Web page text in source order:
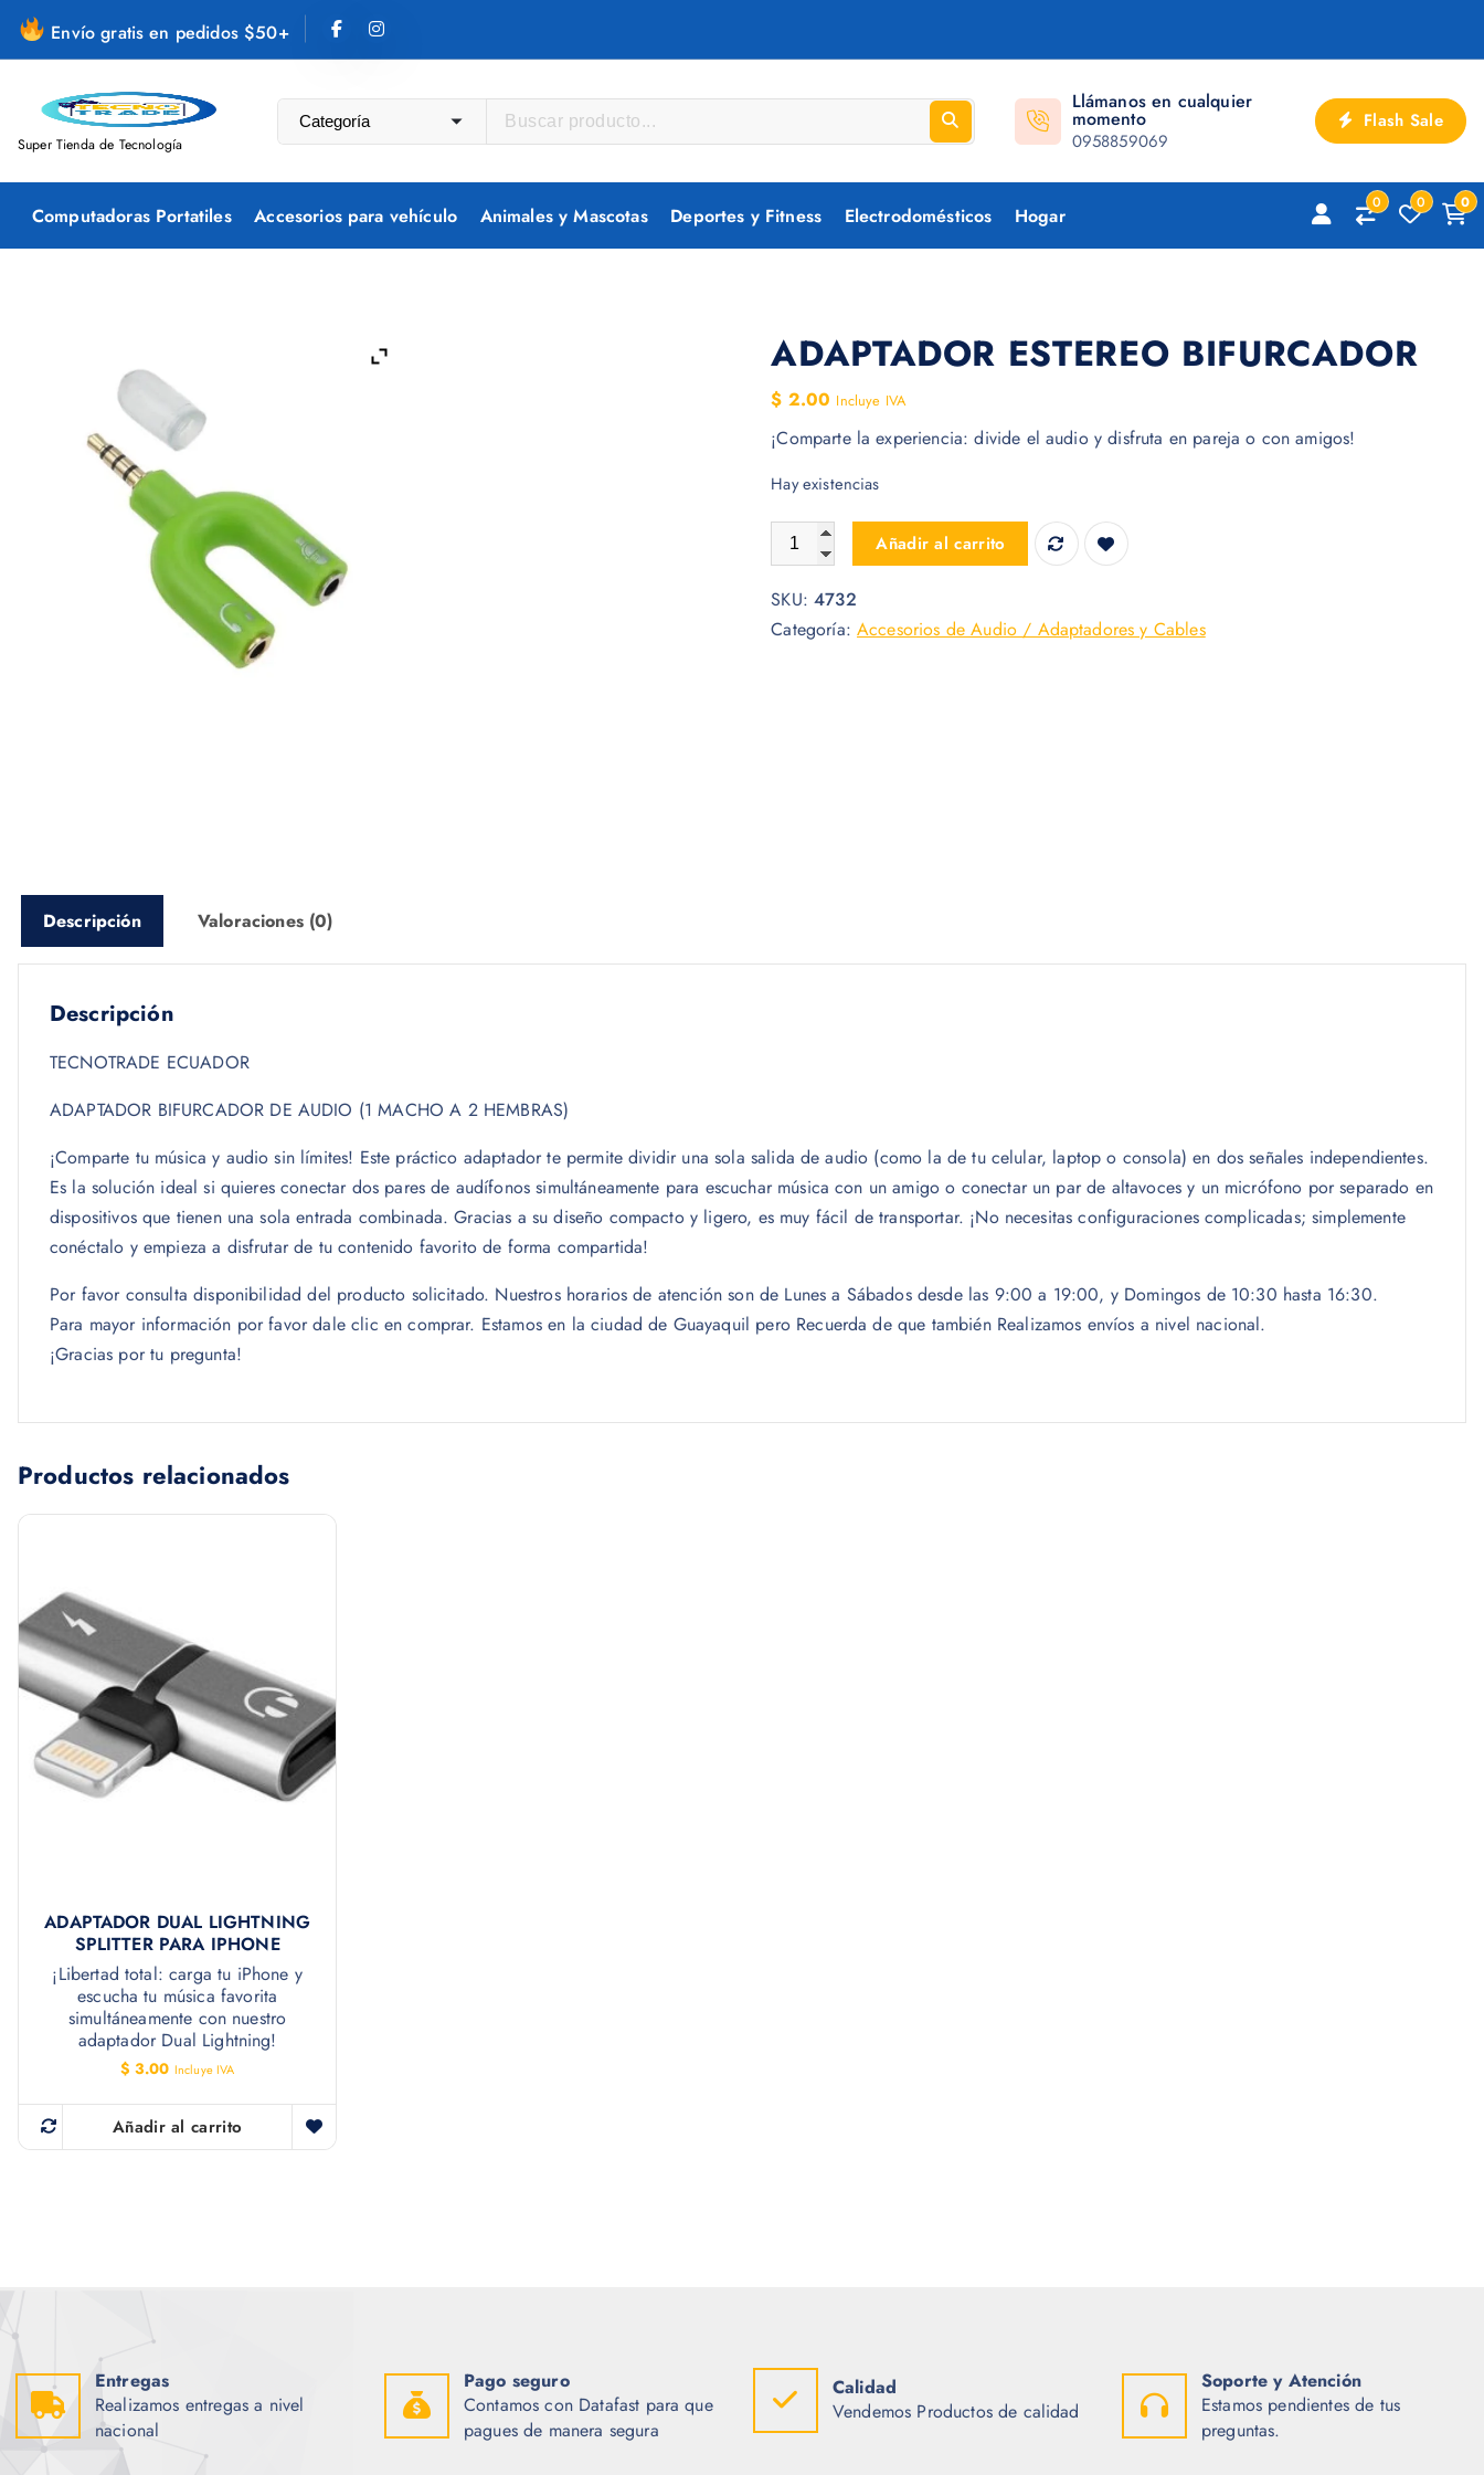
c
Envío gratis en pedidos $50+
Super Tienda de Tecnología
Llámanos en cualquier
momento
0958859069
Flash Sale
Computadoras Portatiles Accesorios para vehículo Animales y Mascotas Deportes y Fitness Electrodomésticos Hogar
0 0 0
ADAPTADOR ESTEREO BIFURCADOR
$ 2.00 Incluye IVA
¡Comparte la experiencia: divide el audio y disfruta en pareja o con amigos!
Hay existencias
ADAPTADOR ESTEREO BIFURCADOR cantidad
Añadir al carrito
SKU:4732
Categoría:Accesorios de Audio / Adaptadores y Cables
Descripción Valoraciones (0)
Descripción
TECNOTRADE ECUADOR
ADAPTADOR BIFURCADOR DE AUDIO (1 MACHO A 2 HEMBRAS)
¡Comparte tu música y audio sin límites! Este práctico adaptador te permite dividir una sola salida de audio (como la de tu celular, laptop o consola) en dos señales independientes.
Es la solución ideal si quieres conectar dos pares de audífonos simultáneamente para escuchar música con un amigo o conectar un par de altavoces y un micrófono por separado en
dispositivos que tienen una sola entrada combinada. Gracias a su diseño compacto y ligero, es muy fácil de transportar. ¡No necesitas configuraciones complicadas; simplemente
conéctalo y empieza a disfrutar de tu contenido favorito de forma compartida!
Por favor consulta disponibilidad del producto solicitado. Nuestros horarios de atención son de Lunes a Sábados desde las 9:00 a 19:00, y Domingos de 10:30 hasta 16:30.
Para mayor información por favor dale clic en comprar. Estamos en la ciudad de Guayaquil pero Recuerda de que también Realizamos envíos a nivel nacional.
¡Gracias por tu pregunta!
Productos relacionados
ADAPTADOR DUAL LIGHTNING
SPLITTER PARA IPHONE
¡Libertad total: carga tu iPhone y
escucha tu música favorita
simultáneamente con nuestro
adaptador Dual Lightning!
$ 3.00 Incluye IVA
Añadir al carrito
Entregas
Realizamos entregas a nivel
nacional
Pago seguro
Contamos con Datafast para que
pagues de manera segura
Calidad
Vendemos Productos de calidad
Soporte y Atención
Estamos pendientes de tus
preguntas.